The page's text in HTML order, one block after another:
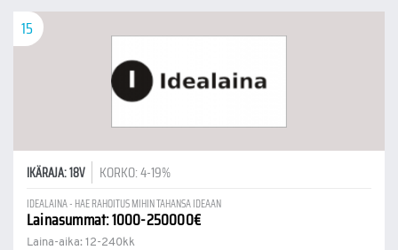
15
IKÄRAJA: 18V KORKO: 4-19%
IDEALAINA - HAE RAHOITUS MIHIN TAHANSA IDEAAN
Lainasummat: 1000-250000€
Laina-aika: 12-240kk